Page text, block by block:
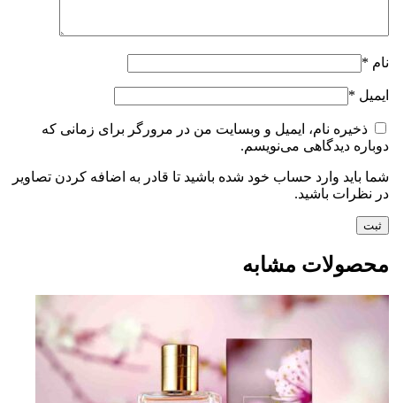
نام *
ایمیل *
ذخیره نام، ایمیل و وبسایت من در مرورگر برای زمانی که
دوباره دیدگاهی می‌نویسم.
شما باید وارد حساب خود شده باشید تا قادر به اضافه کردن تصاویر
در نظرات باشید.
محصولات مشابه